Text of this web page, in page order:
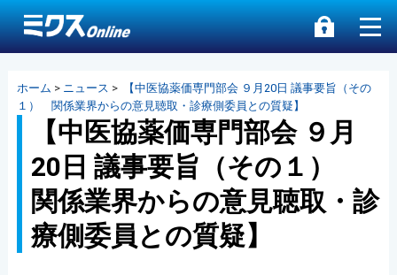
ホーム > ニュース >
【中医協薬価専門部会 ９月20日 議事要旨（その
１） 関係業界からの意見聴取・診療側委員との質疑】
【中医協薬価専門部会 ９月
20日 議事要旨（その１）
関係業界からの意見聴取・診
療側委員との質疑】